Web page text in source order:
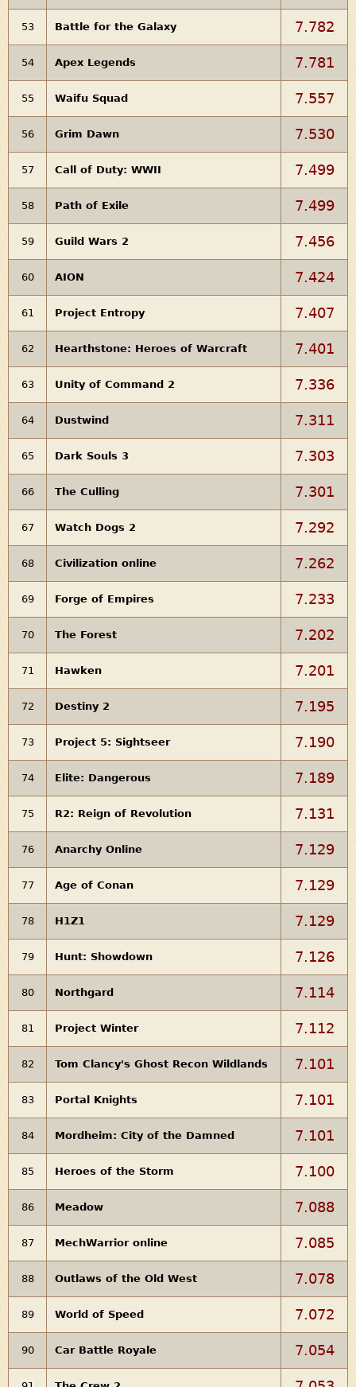
53 Battle for the Galaxy 7.782
54 Apex Legends 7.781
55 Waifu Squad 7.557
56 Grim Dawn 7.530
57 Call of Duty: WWII 7.499
58 Path of Exile 7.499
59 Guild Wars 2 7.456
60 AION 7.424
61 Project Entropy 7.407
62 Hearthstone: Heroes of Warcraft 7.401
63 Unity of Command 2 7.336
64 Dustwind 7.311
65 Dark Souls 3 7.303
66 The Culling 7.301
67 Watch Dogs 2 7.292
68 Civilization online 7.262
69 Forge of Empires 7.233
70 The Forest 7.202
71 Hawken 7.201
72 Destiny 2 7.195
73 Project 5: Sightseer 7.190
74 Elite: Dangerous 7.189
75 R2: Reign of Revolution 7.131
76 Anarchy Online 7.129
77 Age of Conan 7.129
78 H1Z1 7.129
79 Hunt: Showdown 7.126
80 Northgard 7.114
81 Project Winter 7.112
82 Tom Clancy's Ghost Recon Wildlands 7.101
83 Portal Knights 7.101
84 Mordheim: City of the Damned 7.101
85 Heroes of the Storm 7.100
86 Meadow 7.088
87 MechWarrior online 7.085
88 Outlaws of the Old West 7.078
89 World of Speed 7.072
90 Car Battle Royale 7.054